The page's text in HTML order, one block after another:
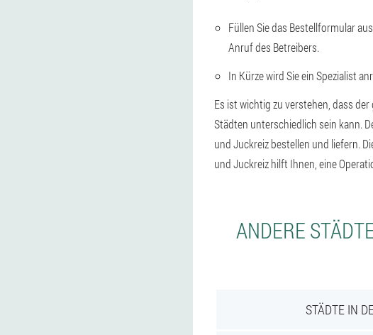
Füllen Sie das Bestellformular
Anruf des Betreibers.
In Kürze wird Sie ein Spezialist
Es ist wichtig zu verstehen, dass
Städten unterschiedlich sein kann.
und Juckreiz bestellen und liefern.
und Juckreiz hilft Ihnen, eine
ANDERE
STÄDTE IN